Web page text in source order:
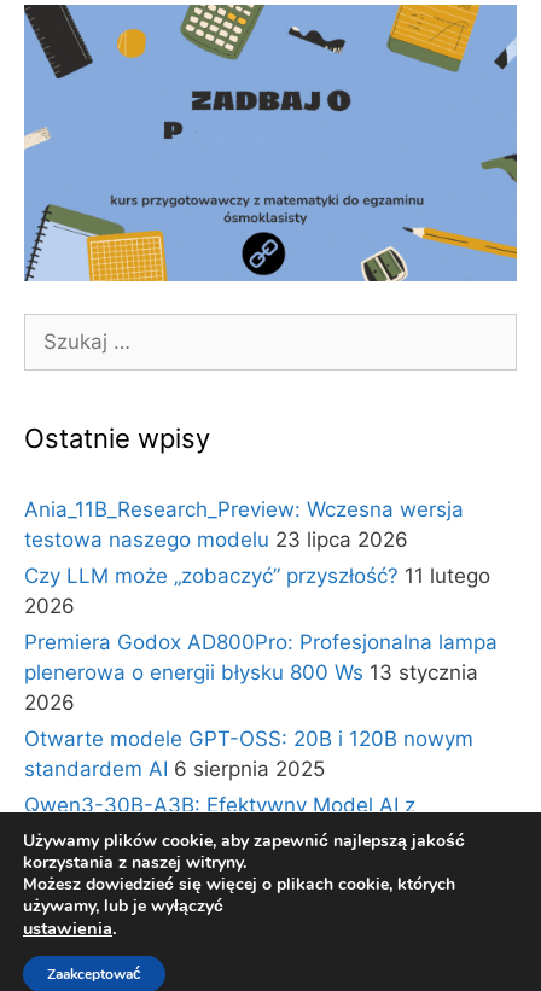
Szukaj:
Ostatnie wpisy
Ania_11B_Research_Preview: Wczesna wersja
testowa naszego modelu 23 lipca 2026
Czy LLM może „zobaczyć” przyszłość? 11 lutego
2026
Premiera Godox AD800Pro: Profesjonalna lampa
plenerowa o energii błysku 800 Ws 13 stycznia
2026
Otwarte modele GPT-OSS: 20B i 120B nowym
standardem AI 6 sierpnia 2025
Qwen3-30B-A3B: Efektywny Model AI z
Architekturą Ekspertów i Długim Kontekstem 30
lipca 2025
Zbudowany z
Używamy plików cookie, aby zapewnić najlepszą jakość
korzystania z naszej witryny.
Możesz dowiedzieć się więcej o plikach cookie, których
używamy, lub je wyłączyć
ustawienia.
Zaakceptować